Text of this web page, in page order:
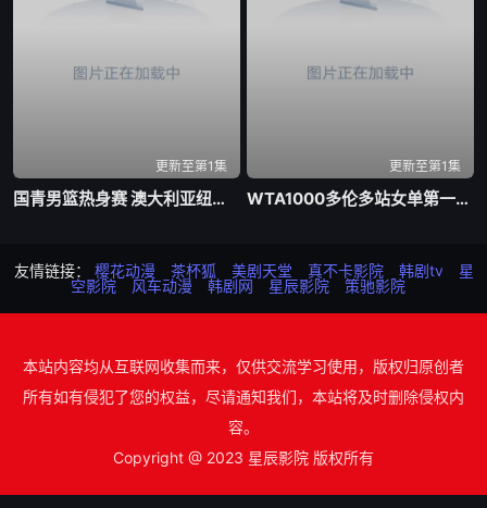
更新至第1集
国青男篮热身赛 澳大利亚纽纳华丁闪电队VS韩国东国大学20260804
更新至第1集
WTA1000多伦多站女单第一轮 博尔特0-2克罗斯20260804
友情链接： 樱花动漫 茶杯狐 美剧天堂 真不卡影院 韩剧tv
星
空影院
风车动漫 韩剧网 星辰影院 策驰影院
本站内容均从互联网收集而来，仅供交流学习使用，版权归原创者
所有如有侵犯了您的权益，尽请通知我们，本站将及时删除侵权内
容。
Copyright @ 2023 星辰影院 版权所有